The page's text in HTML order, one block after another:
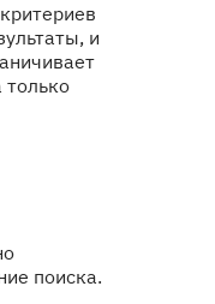
и
только
поиска.